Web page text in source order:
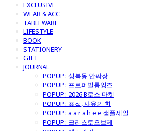
EXCLUSIVE
WEAR & ACC
TABLEWARE
LIFESTYLE
BOOK
STATIONERY
GIFT
JOURNAL
POPUP : 성북동 안팎장
POPUP : 프로퍼빌롱잉즈
POPUP : 2026 B로소 마켓
POPUP : 표절, 사유의 힘
POPUP : a a r a h e e 샘플세일
POPUP : 크리스토오브제